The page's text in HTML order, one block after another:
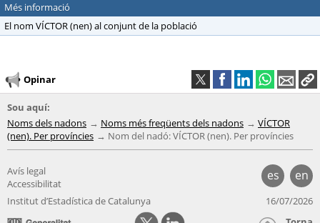
Més informació
El nom VÍCTOR (nen) al conjunt de la població
Opinar
Sou aquí:
Noms dels nadons
Noms més freqüents dels nadons
VÍCTOR
(nen). Per províncies
Nom del nadó: VÍCTOR (nen). Per províncies
es en
Avís legal
Accessibilitat
Institut d’Estadística de Catalunya
16/07/2026